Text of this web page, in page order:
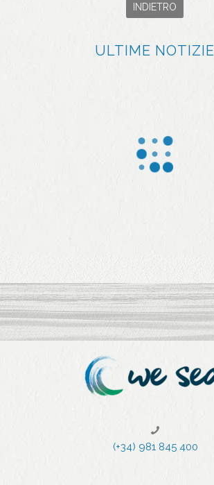
INDIETRO
ULTIME NOTIZIE
e Jealsa
ottengo
virtuale
in
Spagna
2
(+34) 981 845 400